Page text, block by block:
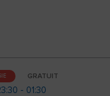
GRATUIT
- 01:30